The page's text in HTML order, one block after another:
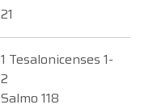
21
1 Tesalonicenses 1-
2
Salmo 118